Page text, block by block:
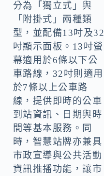
分為「獨立式」與
「附掛式」兩種類
型，並配備13吋及32
吋顯示面板。13吋螢
幕適用於6條以下公
車路線，32吋則適用
於7條以上公車路
線，提供即時的公車
到站資訊、日期與時
間等基本服務。同
時，智慧站牌亦兼具
市政宣導與公共活動
資訊推播功能，讓市